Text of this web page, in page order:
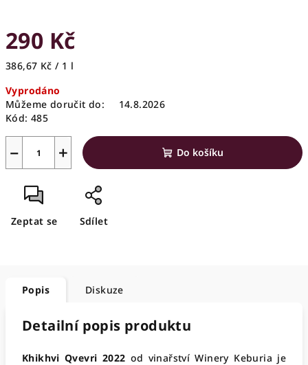
290 Kč
Měrná
386,67 Kč / 1 l
Vyprodáno
Můžeme doručit do:
14.8.2026
Kód: 485
+
− Do košíku
Zeptat se Sdílet
Popis Diskuze
Detailní popis produktu
Khikhvi Qvevri 2022 od vinařství Winery Keburia je